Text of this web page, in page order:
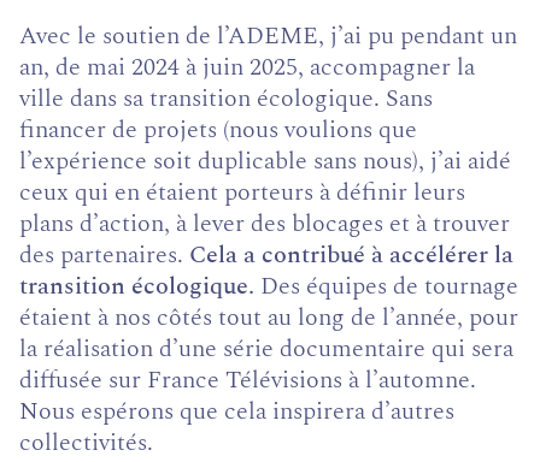
Avec le soutien de l’ADEME, j’ai pu pendant un
an, de mai 2024 à juin 2025, accompagner la
ville dans sa transition écologique. Sans
financer de projets (nous voulions que
l’expérience soit duplicable sans nous), j’ai aidé
ceux qui en étaient porteurs à définir leurs
plans d’action, à lever des blocages et à trouver
des partenaires. Cela a contribué à accélérer la
transition écologique. Des équipes de tournage
étaient à nos côtés tout au long de l’année, pour
la réalisation d’une série documentaire qui sera
diffusée sur France Télévisions à l’automne.
Nous espérons que cela inspirera d’autres
collectivités.